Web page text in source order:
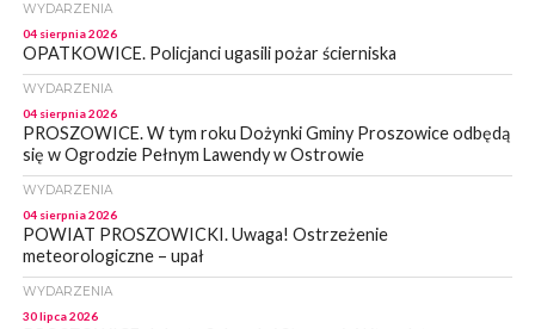
WYDARZENIA
04 sierpnia 2026
OPATKOWICE. Policjanci ugasili pożar ścierniska
WYDARZENIA
04 sierpnia 2026
PROSZOWICE. W tym roku Dożynki Gminy Proszowice odbędą
się w Ogrodzie Pełnym Lawendy w Ostrowie
WYDARZENIA
04 sierpnia 2026
POWIAT PROSZOWICKI. Uwaga! Ostrzeżenie
meteorologiczne – upał
WYDARZENIA
30 lipca 2026